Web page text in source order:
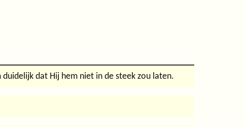
dat Hij hem niet in de steek zou laten.